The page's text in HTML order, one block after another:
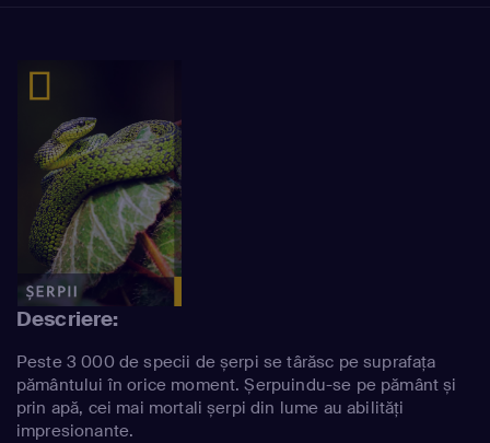
Descriere:
Peste 3 000 de specii de șerpi se târăsc pe suprafața
pământului în orice moment. Șerpuindu-se pe pământ și
prin apă, cei mai mortali șerpi din lume au abilități
impresionante.